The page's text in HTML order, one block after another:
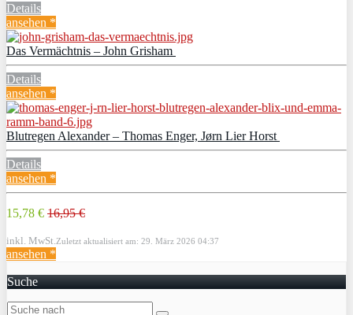
Details
ansehen *
Das Vermächtnis – John Grisham
Details
ansehen *
Blutregen Alexander – Thomas Enger, Jørn Lier Horst
Details
ansehen *
15,78 € 16,95 €
inkl. MwSt. Zuletzt aktualisiert am: 29. März 2026 04:37
ansehen *
Suche